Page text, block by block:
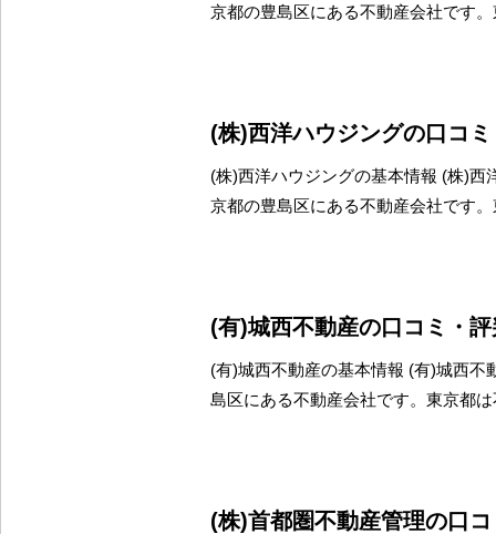
京都の豊島区にある不動産会社です
(株)西洋ハウジングの口コ
(株)西洋ハウジングの基本情報 (株)西
京都の豊島区にある不動産会社です
(有)城西不動産の口コミ・
(有)城西不動産の基本情報 (有)城西不
島区にある不動産会社です。東京都
(株)首都圏不動産管理の口